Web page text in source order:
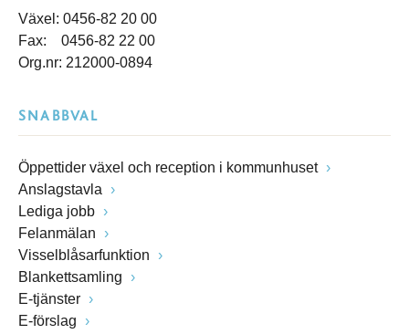
Växel: 0456-82 20 00
Fax: 0456-82 22 00
Org.nr: 212000-0894
SNABBVAL
Öppettider växel och reception i kommunhuset
Anslagstavla
Lediga jobb
Felanmälan
Visselblåsarfunktion
Blankettsamling
E-tjänster
E-förslag